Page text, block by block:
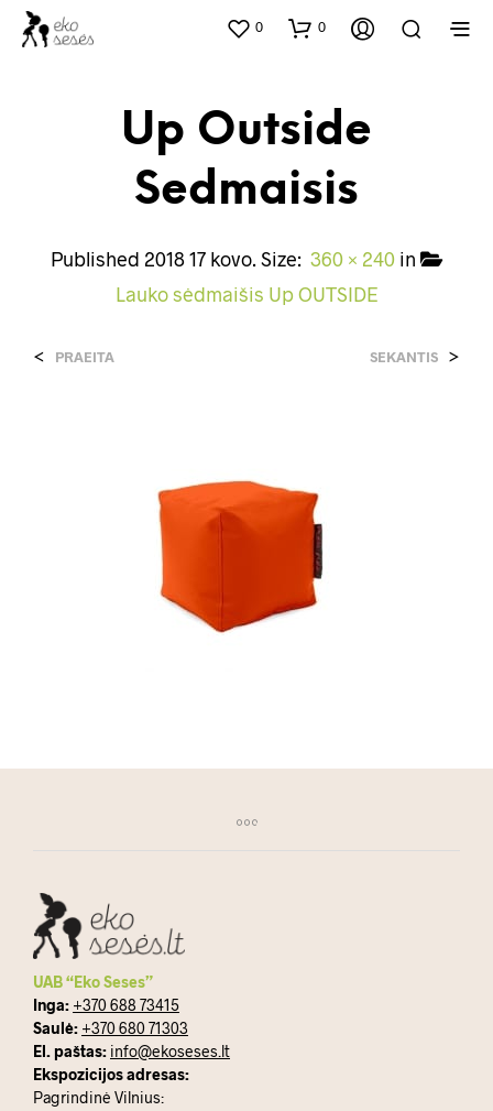
0 0
Up Outside
Sedmaisis
Published 2018 17 kovo. Size: 360 × 240 in
Lauko sėdmaišis Up OUTSIDE
< PRAEITA SEKANTIS >
UAB “Eko Seses”
Inga: +370 688 73415
Saulė: +370 680 71303
El. paštas: info@ekoseses.lt
Ekspozicijos adresas:
Pagrindinė Vilnius: